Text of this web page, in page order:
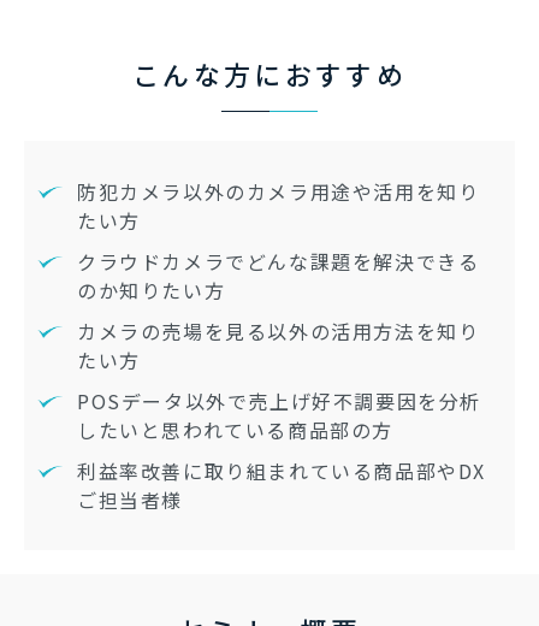
こんな方におすすめ
防犯カメラ以外のカメラ用途や活用を知り
たい方
クラウドカメラでどんな課題を解決できる
のか知りたい方
カメラの売場を見る以外の活用方法を知り
たい方
POSデータ以外で売上げ好不調要因を分析
したいと思われている商品部の方
利益率改善に取り組まれている商品部やDX
ご担当者様